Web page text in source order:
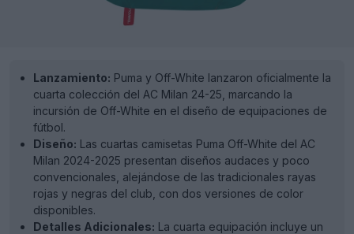
Lanzamiento: Puma y Off-White lanzaron oficialmente la
cuarta colección del AC Milan 24-25, marcando la
incursión de Off-White en el diseño de equipaciones de
fútbol.
Diseño: Las cuartas camisetas Puma Off-White del AC
Milan 2024-2025 presentan diseños audaces y poco
convencionales, alejándose de las tradicionales rayas
rojas y negras del club, con dos versiones de color
disponibles.
Detalles Adicionales: La cuarta equipación incluye un